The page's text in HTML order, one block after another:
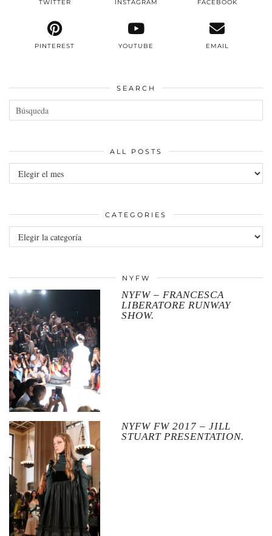
TWITTER INSTAGRAM FACEBOOK
PINTEREST YOUTUBE EMAIL
SEARCH
ALL POSTS
All
posts
CATEGORIES
Categories
NYFW
NYFW – FRANCESCA
LIBERATORE RUNWAY
SHOW.
NYFW FW 2017 – JILL
STUART PRESENTATION.